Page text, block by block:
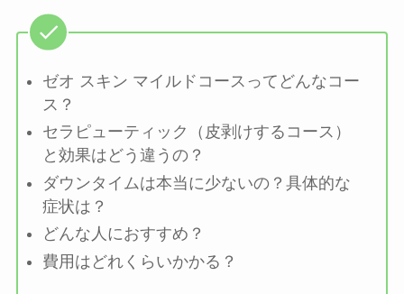
ゼオ スキン マイルドコースってどんなコー
ス？
セラピューティック（皮剥けするコース）
と効果はどう違うの？
ダウンタイムは本当に少ないの？具体的な
症状は？
どんな人におすすめ？
費用はどれくらいかかる？